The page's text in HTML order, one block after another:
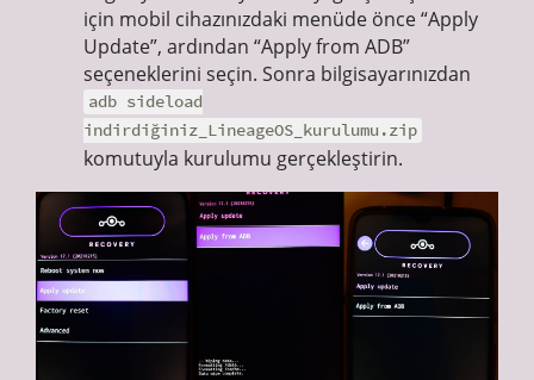
için mobil cihazınızdaki menüde önce “Apply
Update”, ardından “Apply from ADB”
seçeneklerini seçin. Sonra bilgisayarınızdan
adb sideload
indirdiğiniz_LineageOS_kurulumu.zip
komutuyla kurulumu gerçekleştirin.